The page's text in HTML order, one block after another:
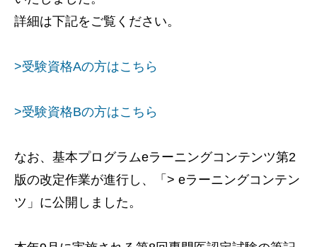
詳細は下記をご覧ください。
>受験資格Aの方はこちら
>受験資格Bの方はこちら
なお、基本プログラムeラーニングコンテンツ第2
版の改定作業が進行し、「> eラーニングコンテン
ツ」に公開しました。